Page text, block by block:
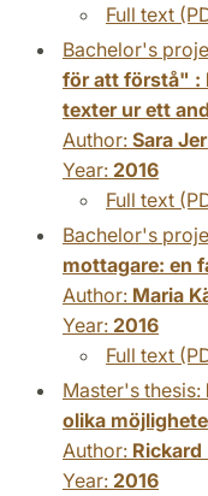
Full text
Bachelor's
för att förstå" :
texter ur ett
Author: Sara
Year: 2016
Full text
Bachelor's
mottagare: en
Author: Maria
Year: 2016
Full text
Master's thesis:
olika
Author:
Year: 2016